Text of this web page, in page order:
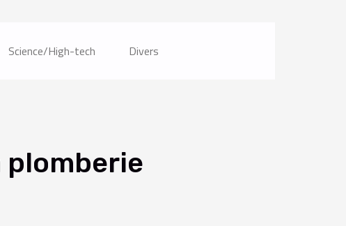
Science/High-tech Divers
plomberie